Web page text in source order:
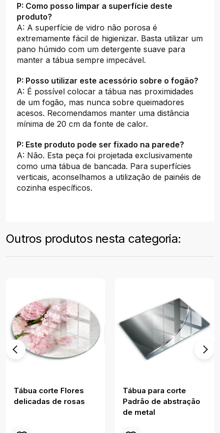
P: Como posso limpar a superfície deste
produto?
A: A superfície de vidro não porosa é
extremamente fácil de higienizar. Basta utilizar um
pano húmido com um detergente suave para
manter a tábua sempre impecável.
P: Posso utilizar este acessório sobre o fogão?
A: É possível colocar a tábua nas proximidades
de um fogão, mas nunca sobre queimadores
acesos. Recomendamos manter uma distância
mínima de 20 cm da fonte de calor.
P: Este produto pode ser fixado na parede?
A: Não. Esta peça foi projetada exclusivamente
como uma tábua de bancada. Para superfícies
verticais, aconselhamos a utilização de painéis de
cozinha específicos.
Outros produtos nesta categoria:
Tábua corte Flores
delicadas de rosas
Tábua para corte
Padrão de abstração
de metal